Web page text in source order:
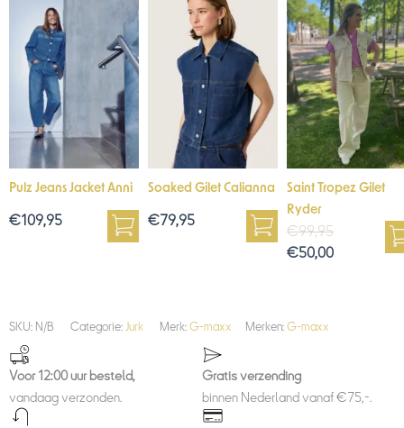
Pulz Jeans Jacket Anni
€109,95
Soaked Gilet Calianna
€79,95
Saint Tropez Gilet
Ryder
€99,95
prijs
was:
€99,95.
€50,00
prijs
is:
€50,00.
SKU: N/B Categorie: Jurk Merk: G-maxx Merken: G-maxx
Voor 12:00 uur besteld,
vandaag verzonden.
Gratis verzending
binnen Nederland vanaf €75,-.